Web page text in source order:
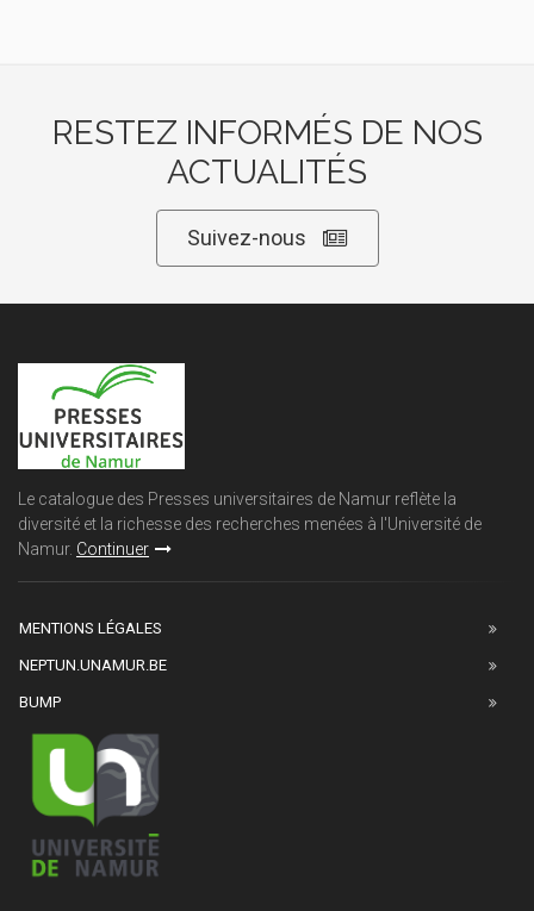
RESTEZ INFORMÉS DE NOS
ACTUALITÉS
Suivez-nous
Le catalogue des Presses universitaires de Namur reflète la
diversité et la richesse des recherches menées à l'Université de
Namur. Continuer
MENTIONS LÉGALES
NEPTUN.UNAMUR.BE
BUMP